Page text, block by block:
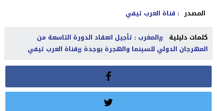
المصدر : قناة العرب تيفي
كلمات دليلية
المغرب : تأجيل انعقاد الدورة التاسعة من
المهرجان الدولي للسينما والهجرة بوجدة قناة العرب تيفي